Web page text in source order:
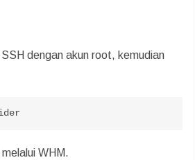
dengan akun root, kemudian
WHM.